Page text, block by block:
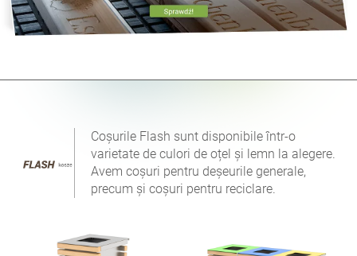
Coșurile Flash sunt disponibile într-o
varietate de culori de oțel și lemn la alegere.
Avem coșuri pentru deșeurile generale,
precum și coșuri pentru reciclare.